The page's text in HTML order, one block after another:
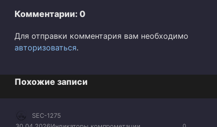
Комментарии: 0
Для отправки комментария вам необходимо
авторизоваться.
Похожие записи
SEC-1275